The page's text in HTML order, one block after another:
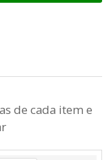
de cada item e